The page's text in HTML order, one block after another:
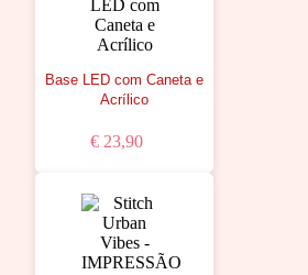
Base LED com Caneta e
Acrílico
€ 23,90